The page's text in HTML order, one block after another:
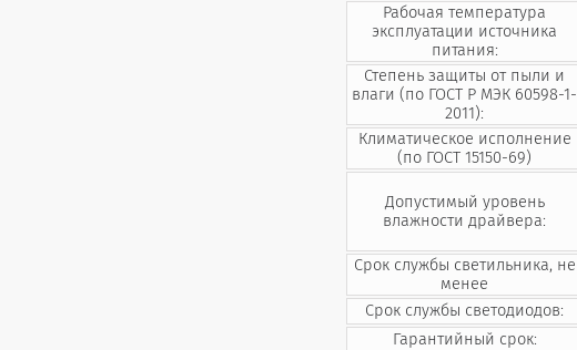
Рабочая температура
эксплуатации источника
питания:
Степень защиты от пыли и
влаги (по ГОСТ Р МЭК 60598-1-
2011):
Климатическое исполнение
(по ГОСТ 15150-69)
Допустимый уровень
влажности драйвера:
Срок службы светильника, не
менее
Срок службы светодиодов:
Гарантийный срок: